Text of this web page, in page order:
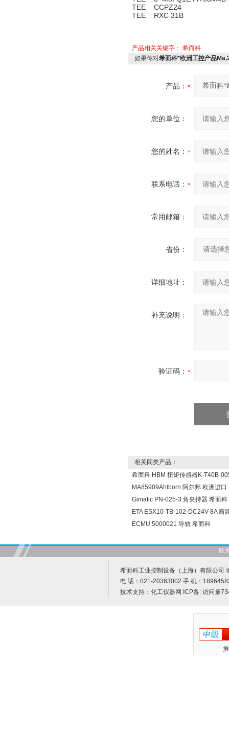
TEE CCPZ24
TEE RXC 31B
产品相关关键字： 希而科
如果你对希而科*欧洲工控产品
产品：
您的单位：
您的姓名：
联系电话：
常用邮箱：
省份：
详细地址：
补充说明：
验证码：
相关同类产品：
希而科 HBM 扭矩传感器K-T40B-
MA85909Ahlborn 阿尔邦 欧洲进口
Gimatic PN-025-3 角夹持器 希而科
ETA ESX10-TB-102-DC24V-8A 断
ECMU 5000021 导轨 希而科
欧
希而科工业控制设备（上海）有限公司
电 话：021-20363002 手 机：
技术支持： 化工仪器网 ICP备: 访问量